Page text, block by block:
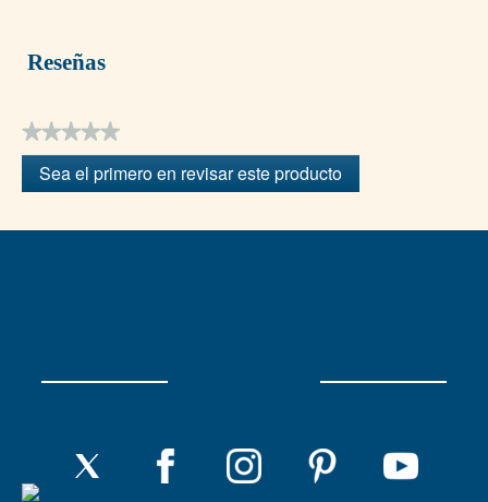
Reseñas
★★★★★
Sin
puntuación
Sea el primero en revisar este producto
.
esta